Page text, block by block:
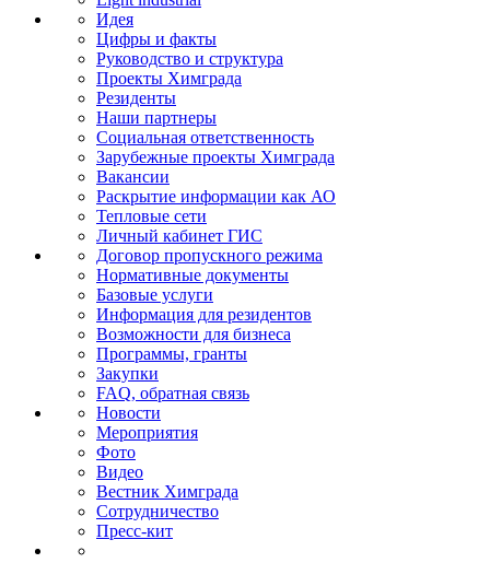
Идея
Цифры и факты
Руководство и структура
Проекты Химграда
Резиденты
Наши партнеры
Социальная ответственность
Зарубежные проекты Химграда
Вакансии
Раскрытие информации как АО
Тепловые сети
Личный кабинет ГИС
Договор пропускного режима
Нормативные документы
Базовые услуги
Информация для резидентов
Возможности для бизнеса
Программы, гранты
Закупки
FAQ, обратная связь
Новости
Мероприятия
Фото
Видео
Вестник Химграда
Сотрудничество
Пресс-кит